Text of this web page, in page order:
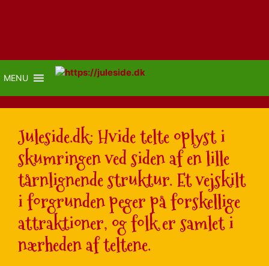
MENU
Juleside.dk: Hvide telte oplyst i
skumringen ved siden af en lille
tårnlignende struktur. Et vejskilt
i forgrunden peger på forskellige
attraktioner, og folk er samlet i
nærheden af teltene.